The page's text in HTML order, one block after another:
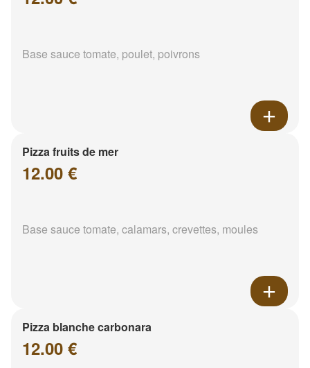
Base sauce tomate, poulet, poivrons
Pizza fruits de mer
12.00 €
Base sauce tomate, calamars, crevettes, moules
Pizza blanche carbonara
12.00 €